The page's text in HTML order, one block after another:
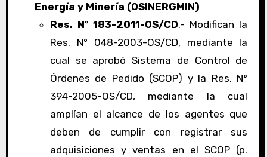
Energía y Minería (OSINERGMIN)
Res. Nº 183-2011-OS/CD.- Modifican la
Res. N° 048-2003-OS/CD, mediante la
cual se aprobó Sistema de Control de
Órdenes de Pedido (SCOP) y la Res. N°
394-2005-OS/CD, mediante la cual
amplían el alcance de los agentes que
deben de cumplir con registrar sus
adquisiciones y ventas en el SCOP (p.